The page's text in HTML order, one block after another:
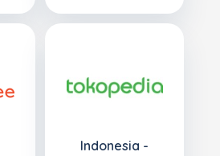
Indonesia -